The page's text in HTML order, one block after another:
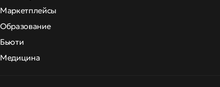
Маркетплейсы
Образование
Бьюти
Медицина